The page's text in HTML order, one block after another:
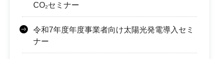
CO₂セミナー
令和7年度年度事業者向け太陽光発電導入セミ
ナー